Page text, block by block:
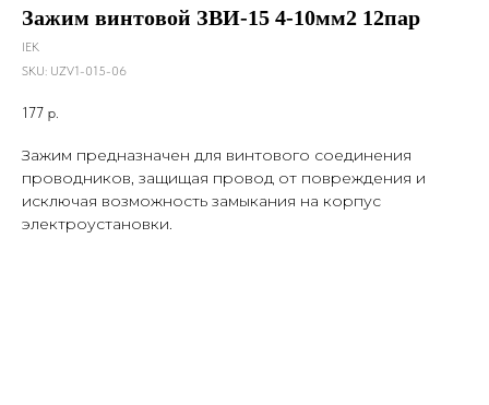
Зажим винтовой ЗВИ-15 4-10мм2 12пар
IEK
SKU: UZV1-015-06
177 р.
Зажим предназначен для винтового соединения
проводников, защищая провод от повреждения и
исключая возможность замыкания на корпус
электроустановки.